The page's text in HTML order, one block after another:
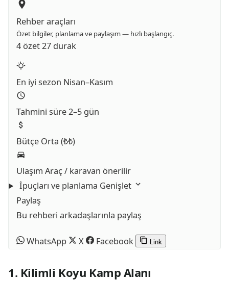
Rehber araçları
Özet bilgiler, planlama ve paylaşım — hızlı başlangıç.
4 özet27 durak
En iyi sezon Nisan–Kasım
Tahmini süre2–5 gün
Bütçe Orta (₺₺)
Ulaşım Araç / karavan önerilir
İpuçları ve planlama Genişlet
Paylaş
Bu rehberi arkadaşlarınla paylaş
WhatsApp X Facebook Link
1. Kilimli Koyu Kamp Alanı